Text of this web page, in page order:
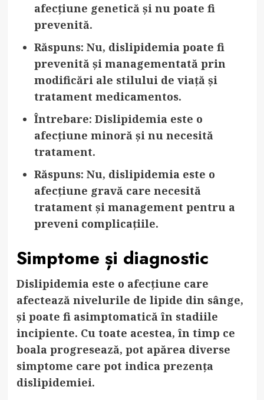
afecțiune genetică și nu poate fi
prevenită.
Răspuns: Nu, dislipidemia poate fi
prevenită și managementată prin
modificări ale stilului de viață și
tratament medicamentos.
Întrebare: Dislipidemia este o
afecțiune minoră și nu necesită
tratament.
Răspuns: Nu, dislipidemia este o
afecțiune gravă care necesită
tratament și management pentru a
preveni complicațiile.
Simptome și diagnostic
Dislipidemia este o afecțiune care
afectează nivelurile de lipide din sânge,
și poate fi asimptomatică în stadiile
incipiente. Cu toate acestea, în timp ce
boala progresează, pot apărea diverse
simptome care pot indica prezența
dislipidemiei.